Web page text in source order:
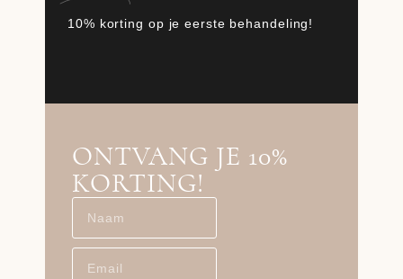
10% korting op je eerste behandeling!
ONTVANG JE 10%
KORTING!